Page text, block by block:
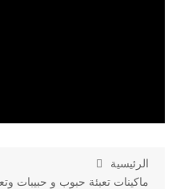
الرئيسية
ماكينات تعبئة حبوب و حبيبات